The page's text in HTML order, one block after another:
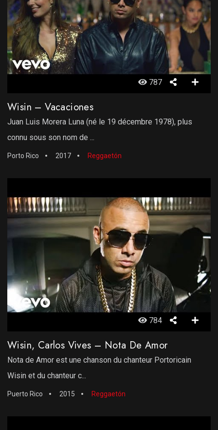
787
Wisin – Vacaciones
Juan Luis Morera Luna (né le 19 décembre 1978), plus
connu sous son nom de ...
Porto Rico 2017 Reggaetón
784
Wisin, Carlos Vives – Nota De Amor
Nota de Amor est une chanson du chanteur Portoricain
Wisin et du chanteur c...
Puerto Rico 2015 Reggaetón